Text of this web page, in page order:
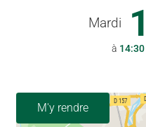
Mardi
à 14:30
M'y rendre